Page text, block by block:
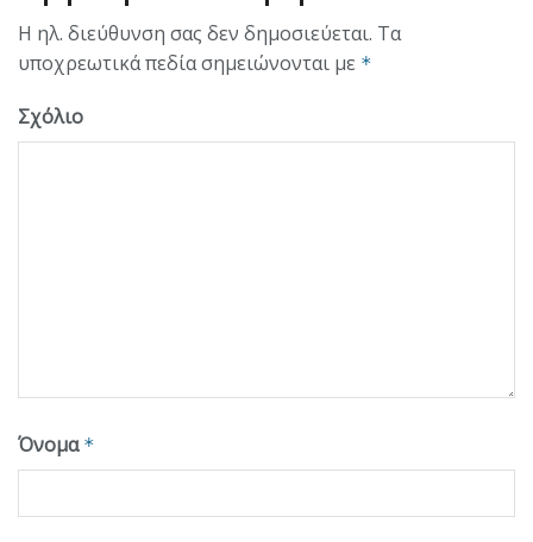
Η ηλ. διεύθυνση σας δεν δημοσιεύεται. Τα
υποχρεωτικά πεδία σημειώνονται με *
Σχόλιο
Όνομα *